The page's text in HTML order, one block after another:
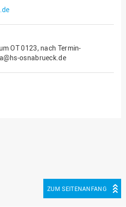
OT 0123, nach Termin-
osnabrueck.de
ZUM SEITENANFANG